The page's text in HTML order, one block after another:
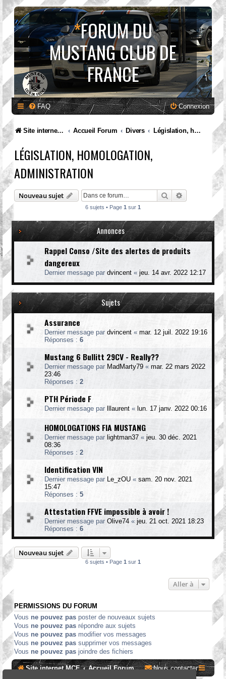
*FORUM DU
MUSTANG CLUB DE
FRANCE
FAQ Connexion
Site internet MCF Accueil Forum Divers Législation, homologation, administration
LÉGISLATION, HOMOLOGATION,
ADMINISTRATION
Nouveau sujet RechercherRecherche
6 sujets • Page 1 sur 1
Annonces
Rappel Conso /Site des alertes de produits
dangereux
Dernier message par dvincent « jeu. 14 avr. 2022 12:17
Sujets
Assurance
Dernier message par dvincent « mar. 12 juil. 2022 19:16
Réponses : 6
Mustang 6 Bullitt 29CV - Really??
Dernier message par MadMarty79 « mar. 22 mars 2022
23:46
Réponses : 2
PTH Période F
Dernier message par lllaurent « lun. 17 janv. 2022 00:16
HOMOLOGATIONS FIA MUSTANG
Dernier message par lightman37 « jeu. 30 déc. 2021
08:36
Réponses : 2
Identification VIN
Dernier message par Le_zOU « sam. 20 nov. 2021
15:47
Réponses : 5
Attestation FFVE impossible à avoir !
Dernier message par Olive74 « jeu. 21 oct. 2021 18:23
Réponses : 6
Nouveau sujet
6 sujets • Page 1 sur 1
Aller à
PERMISSIONS DU FORUM
Vous ne pouvez pas poster de nouveaux sujets
Vous ne pouvez pas répondre aux sujets
Vous ne pouvez pas modifier vos messages
Vous ne pouvez pas supprimer vos messages
Vous ne pouvez pas joindre des fichiers
Site internet MCF Accueil Forum Nous contacter